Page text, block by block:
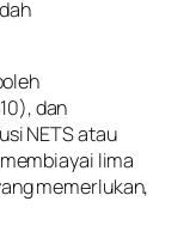
dan
NETS atau
lima
memerlukan,